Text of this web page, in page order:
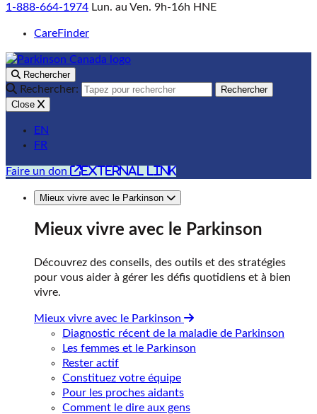
1-888-664-1974 Lun. au Ven. 9h-16h HNE
CareFinder
Rechercher
Rechercher:
Rechercher
Close
EN
FR
Faire un don external link
Mieux vivre avec le Parkinson
Mieux vivre avec le Parkinson
Découvrez des conseils, des outils et des stratégies
pour vous aider à gérer les défis quotidiens et à bien
vivre.
Mieux vivre avec le Parkinson
Diagnostic récent de la maladie de Parkinson
Les femmes et le Parkinson
Rester actif
Constituez votre équipe
Pour les proches aidants
Comment le dire aux gens